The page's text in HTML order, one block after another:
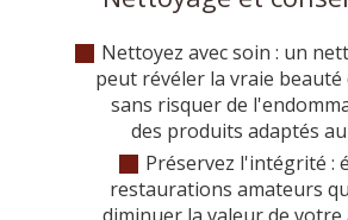
Nettoyez avec soin : un
peut révéler la vraie
sans risquer de
des produits adaptés
Préservez l'intégrité :
restaurations amateurs
diminuer la valeur de votre